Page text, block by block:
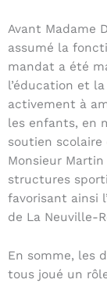
Avant Madame
assumé la
mandat a été
l’éducation et
activement à
les enfants, en
soutien scolaire
Monsieur
structures
favorisant ainsi
de La Neuville-
En somme, les
tous joué un